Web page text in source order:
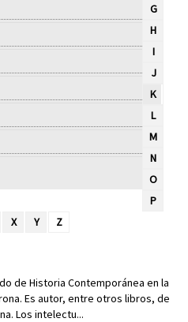
G
H
I
J
K
L
M
N
O
P
X Y Z
de Historia Contemporánea en la
Es autor, entre otros libros, de
Los intelectu...